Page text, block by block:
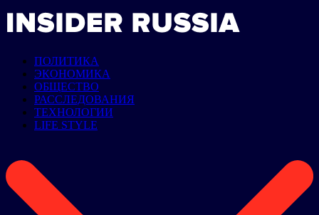
ПОЛИТИКА
ЭКОНОМИКА
ОБЩЕСТВО
РАССЛЕДОВАНИЯ
ТЕХНОЛОГИИ
LIFE STYLE